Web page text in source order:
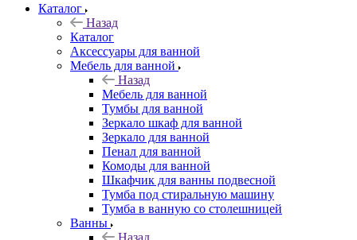
Каталог
Назад
Каталог
Аксессуары для ванной
Мебель для ванной
Назад
Мебель для ванной
Тумбы для ванной
Зеркало шкаф для ванной
Зеркало для ванной
Пенал для ванной
Комоды для ванной
Шкафчик для ванны подвесной
Тумба под стиральную машину
Тумба в ванную со столешницей
Ванны
Назад